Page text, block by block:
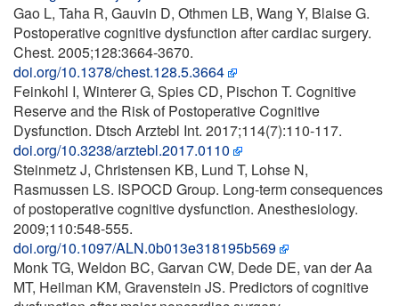
Gao L, Taha R, Gauvin D, Othmen LB, Wang Y, Blaise G.
Postoperative cognitive dysfunction after cardiac surgery.
Chest. 2005;128:3664-3670.
doi.org/10.1378/chest.128.5.3664
Feinkohl I, Winterer G, Spies CD, Pischon T. Cognitive
Reserve and the Risk of Postoperative Cognitive
Dysfunction. Dtsch Arztebl Int. 2017;114(7):110-117.
doi.org/10.3238/arztebl.2017.0110
Steinmetz J, Christensen KB, Lund T, Lohse N,
Rasmussen LS. ISPOCD Group. Long-term consequences
of postoperative cognitive dysfunction. Anesthesiology.
2009;110:548-555.
doi.org/10.1097/ALN.0b013e318195b569
Monk TG, Weldon BC, Garvan CW, Dede DE, van der Aa
MT, Heilman KM, Gravenstein JS. Predictors of cognitive